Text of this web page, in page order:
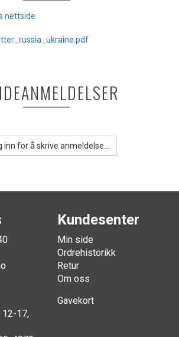
nettside
inn for å skrive anmeldelse...
17,
Kundesenter
Min side
Ordrehistorikk
Retur
Om oss
Gavekort